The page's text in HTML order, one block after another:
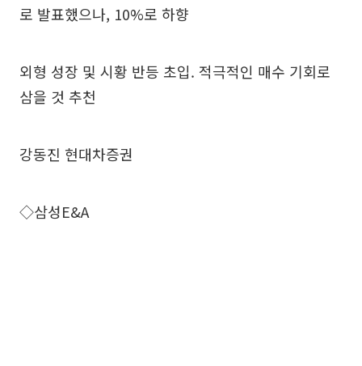
로 발표했으나, 10%로 하향
외형 성장 및 시황 반등 초입. 적극적인 매수 기회로
삼을 것 추천
강동진 현대차증권
◇삼성E&A